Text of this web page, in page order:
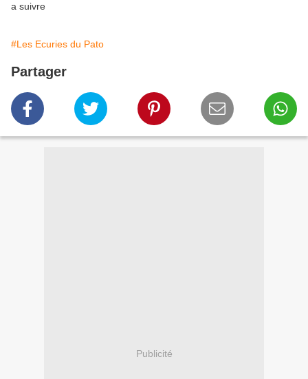
a suivre
#Les Ecuries du Pato
Partager
Publicité